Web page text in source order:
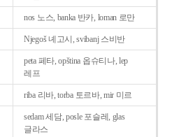
nos 노스, banka 반카, loman 로만
Njegoš 녜고시, svibanj 스비반
peta 페타, opština 옵슈티나, lep
레프
riba 리바, torba 토르바, mir 미르
sedam 세담, posle 포슬레, glas
글라스